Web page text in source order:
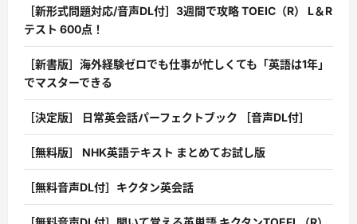
［新形式問題対応/音声DL付］3週間で攻略 TOEIC（R） L＆R
テスト 600点！
［新書版］海外経験ゼロでも仕事が忙しくても「英語は1年」
でマスターできる
［決定版］ 日常英会話パーフェクトブック ［音声DL付］
［無料版］ NHK英語テキスト まとめてお試し版
［無料音声DL付］キクタン英会話